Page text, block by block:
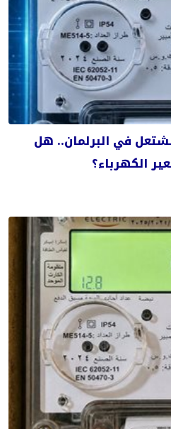
في البرلمان.. هل
الكهرباء؟